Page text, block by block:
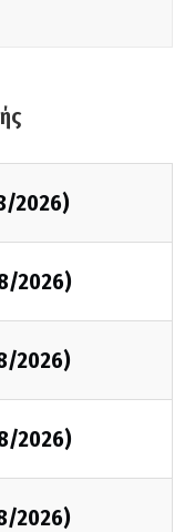
2026)
2026)
2026)
2026)
2026)